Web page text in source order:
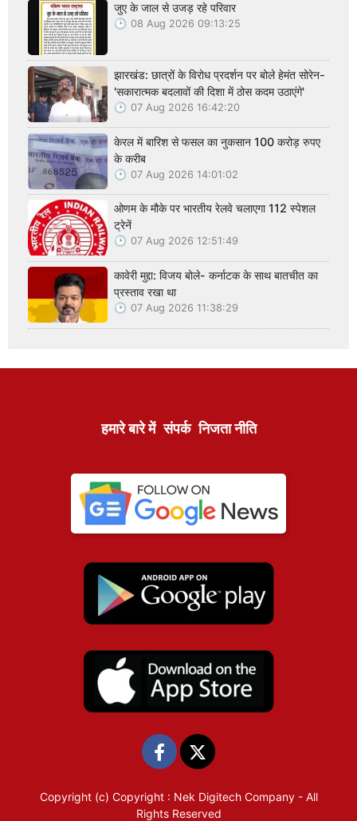
जुए के जाल से उजड़ रहे परिवार
08 Aug 2026 09:13:25
झारखंड: छात्रों के विरोध प्रदर्शन पर बोले हेमंत सोरेन-
'सकारात्मक बदलावों की दिशा में ठोस कदम उठाएंगे'
07 Aug 2026 16:42:20
केरल में बारिश से फसल का नुकसान 100 करोड़ रुपए
के करीब
07 Aug 2026 14:01:02
ओणम के मौके पर भारतीय रेलवे चलाएगा 112 स्पेशल
ट्रेनें
07 Aug 2026 12:51:49
कावेरी मुद्दा: विजय बोले- कर्नाटक के साथ बातचीत का
प्रस्ताव रखा था
07 Aug 2026 11:38:29
हमारे बारे में संपर्क निजता नीति
Copyright (c) Copyright : Nek Digitech Company- All
Rights Reserved